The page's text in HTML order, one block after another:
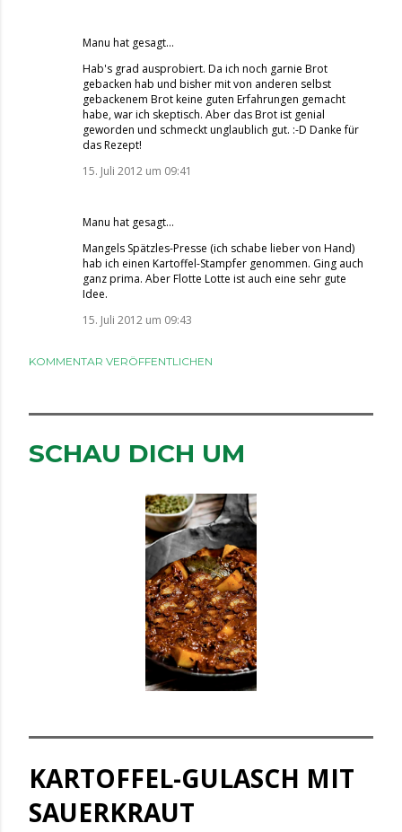
Manu hat gesagt…
Hab's grad ausprobiert. Da ich noch garnie Brot
gebacken hab und bisher mit von anderen selbst
gebackenem Brot keine guten Erfahrungen gemacht
habe, war ich skeptisch. Aber das Brot ist genial
geworden und schmeckt unglaublich gut. :-D Danke für
das Rezept!
15. Juli 2012 um 09:41
Manu hat gesagt…
Mangels Spätzles-Presse (ich schabe lieber von Hand)
hab ich einen Kartoffel-Stampfer genommen. Ging auch
ganz prima. Aber Flotte Lotte ist auch eine sehr gute
Idee.
15. Juli 2012 um 09:43
KOMMENTAR VERÖFFENTLICHEN
SCHAU DICH UM
KARTOFFEL-GULASCH MIT
SAUERKRAUT